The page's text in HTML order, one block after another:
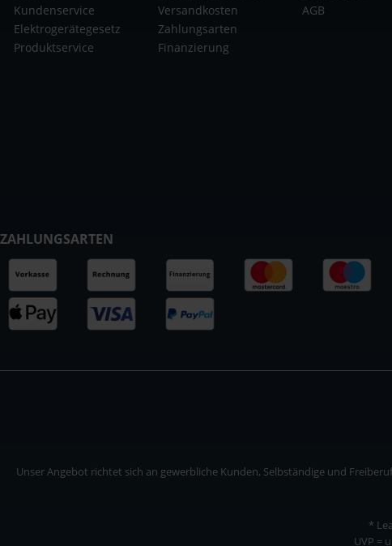
Kundenservice
Elektrogerätegesetz
Produktservice
Versandkosten
Zahlungsarten
Finanzierung
AGB
ZAHLUNGSARTEN
Unser Angebot richtet sich an gewerbliche Kunden, Selbständige und
*
UVP =